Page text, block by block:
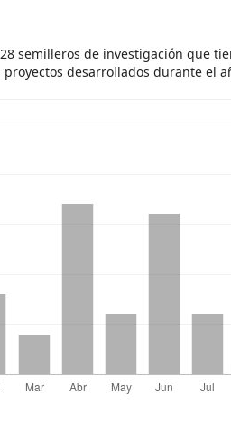
semilleros de investigación que
desarrollados durante el